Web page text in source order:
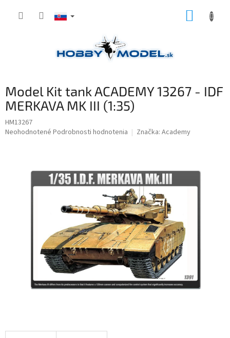
Model Kit tank ACADEMY 13267 - IDF
MERKAVA MK III (1:35)
HM13267
Priemerné
Neohodnotené Podrobnosti hodnotenia Značka: Academy